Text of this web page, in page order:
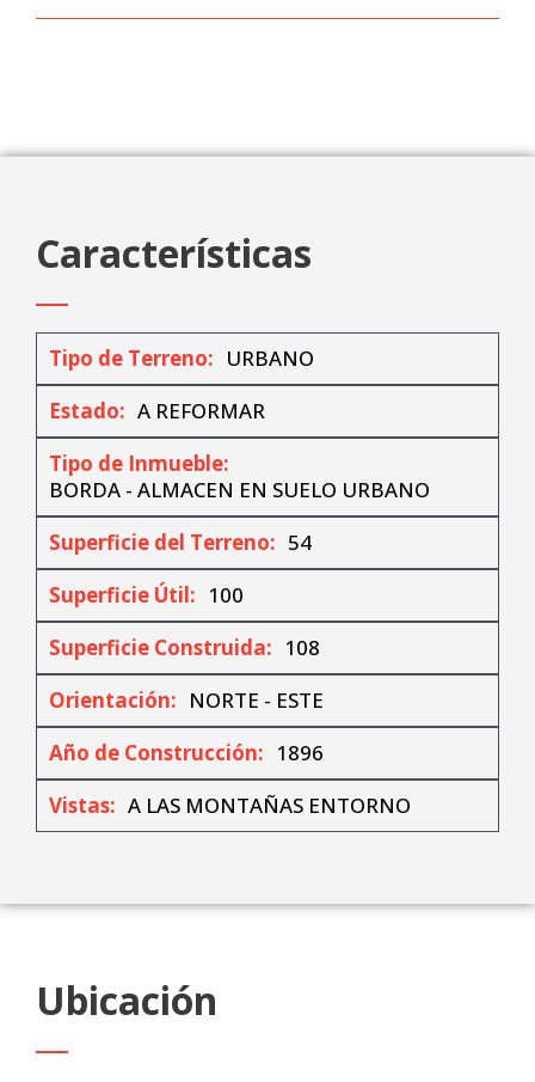
Características
Tipo de Terreno: URBANO
Estado: A REFORMAR
Tipo de Inmueble:
BORDA - ALMACEN EN SUELO URBANO
Superficie del Terreno: 54
Superficie Útil: 100
Superficie Construida: 108
Orientación: NORTE - ESTE
Año de Construcción: 1896
Vistas: A LAS MONTAÑAS ENTORNO
Ubicación